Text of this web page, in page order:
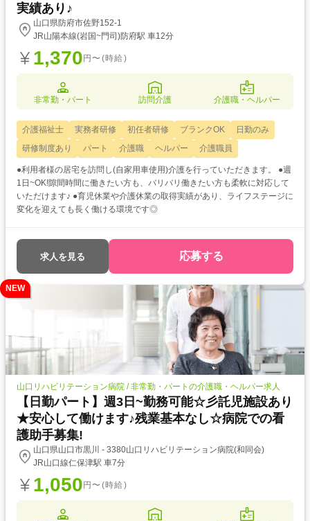
実績あり♪
山口県防府市佐野152-1
JR山陽本線(岩国~門司)防府駅 車12分
1,370 円〜(時給)
非常勤・パート 訪問介護 介護職・ヘルパー
介護福祉士 実務者研修 初任者研修 ブランクOK
日勤のみ
研修制度あり
パート 介護職 ヘルパー 介護職員
●利用者様の居宅を訪問し(自家用車使用)介護を行っていただきます。 ●週
1日~OK!隙間時間に働きたい方も、バリバリ働きたい方も柔軟に対応して
いただけます♪ ●育児休業や介護休業の取得実績があり、ライフステージに
変化を迎えても長く働ける環境です◎
求人を見る 応募する
NEW
山口リハビリテーション病院 / 非常勤・パートの介護職・ヘルパー求人
【日勤パート】週3日~勤務可能☆彡託児施設あり
★安心して働けます♪残業基本なし☆病院での看
護助手募集!
山口県山口市黒川 - 3380山口リハビリテーション病院(和同会)
JR山口線仁保津駅 車7分
1,050 円〜(時給)